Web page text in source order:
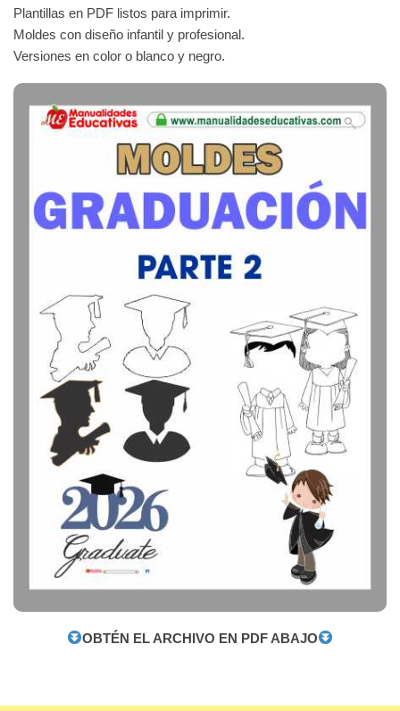
Plantillas en PDF listos para imprimir.
Moldes con diseño infantil y profesional.
Versiones en color o blanco y negro.
OBTÉN EL ARCHIVO EN PDF ABAJO